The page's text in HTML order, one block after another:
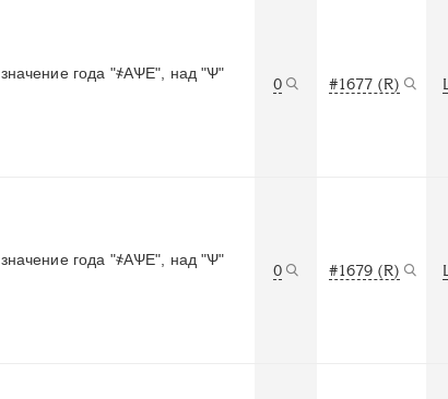
года "҂АѰЕ", над "Ѱ"
0 #1677 (R)
года "҂АѰЕ", над "Ѱ"
0 #1679 (R)